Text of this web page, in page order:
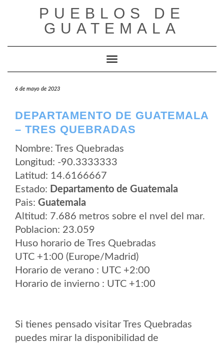
PUEBLOS DE
GUATEMALA
Cambiar modo de navegación
6 de mayo de 2023
DEPARTAMENTO DE GUATEMALA
– TRES QUEBRADAS
Nombre: Tres Quebradas
Longitud: -90.3333333
Latitud: 14.6166667
Estado: Departamento de Guatemala
Pais: Guatemala
Altitud: 7.686 metros sobre el nvel del mar.
Poblacion: 23.059
Huso horario de Tres Quebradas
UTC +1:00 (Europe/Madrid)
Horario de verano : UTC +2:00
Horario de invierno : UTC +1:00
Si tienes pensado visitar Tres Quebradas
puedes mirar la disponibilidad de